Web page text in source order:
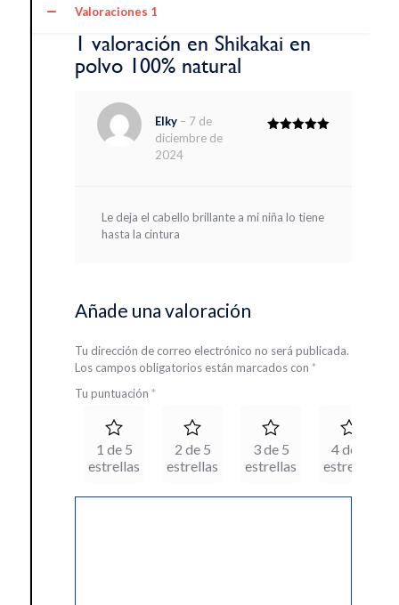
Valoraciones 1
1 valoración en Shikakai en
polvo 100% natural
Elky – 7 de
diciembre de
2024
Le deja el cabello brillante a mi niña lo tiene
hasta la cintura
Añade una valoración
Tu dirección de correo electrónico no será publicada.
Los campos obligatorios están marcados con *
Tu puntuación *
1 de 5
estrellas
2 de 5
estrellas
3 de 5
estrellas
4 de 5
estrellas